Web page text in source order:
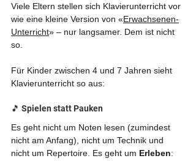
Viele Eltern stellen sich Klavierunterricht vor
wie eine kleine Version von «Erwachsenen-
Unterricht» – nur langsamer. Dem ist nicht
so.
Für Kinder zwischen 4 und 7 Jahren sieht
Klavierunterricht so aus:
🎵 Spielen statt Pauken
Es geht nicht um Noten lesen (zumindest
nicht am Anfang), nicht um Technik und
nicht um Repertoire. Es geht um Erleben: